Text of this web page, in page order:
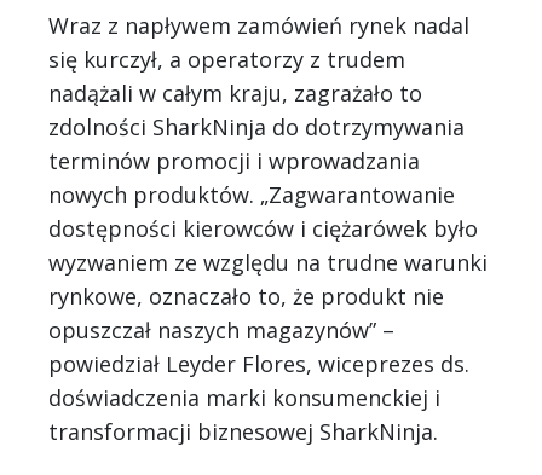
Wraz z napływem zamówień rynek nadal
się kurczył, a operatorzy z trudem
nadążali w całym kraju, zagrażało to
zdolności SharkNinja do dotrzymywania
terminów promocji i wprowadzania
nowych produktów. „Zagwarantowanie
dostępności kierowców i ciężarówek było
wyzwaniem ze względu na trudne warunki
rynkowe, oznaczało to, że produkt nie
opuszczał naszych magazynów” –
powiedział Leyder Flores, wiceprezes ds.
doświadczenia marki konsumenckiej i
transformacji biznesowej SharkNinja.